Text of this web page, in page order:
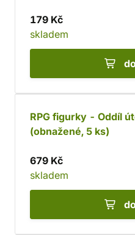
179 Kč
skladem
RPG figurky - Oddíl
(obnažené, 5 ks)
679 Kč
skladem